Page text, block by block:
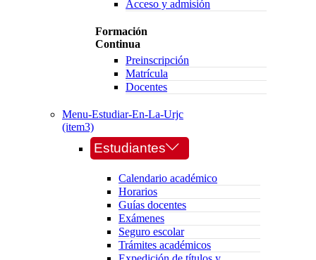
Acceso y admisión
Formación
Continua
Preinscripción
Matrícula
Docentes
Menu-Estudiar-En-La-Urjc
(item3)
Estudiantes
Calendario académico
Horarios
Guías docentes
Exámenes
Seguro escolar
Trámites académicos